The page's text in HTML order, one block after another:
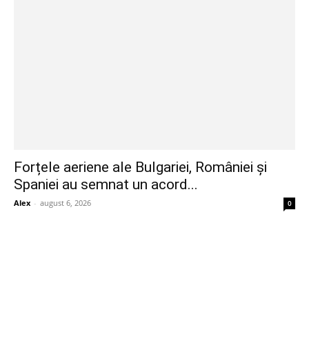
Forțele aeriene ale Bulgariei, României și
Spaniei au semnat un acord...
Alex - august 6, 2026 0